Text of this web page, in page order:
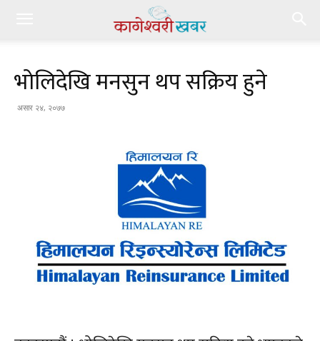
भोलिदेखि मनसुन थप सक्रिय हुने
असार २४, २०७७